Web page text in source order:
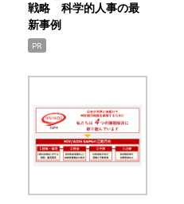
戦略 科学的人事の最
新事例
PR